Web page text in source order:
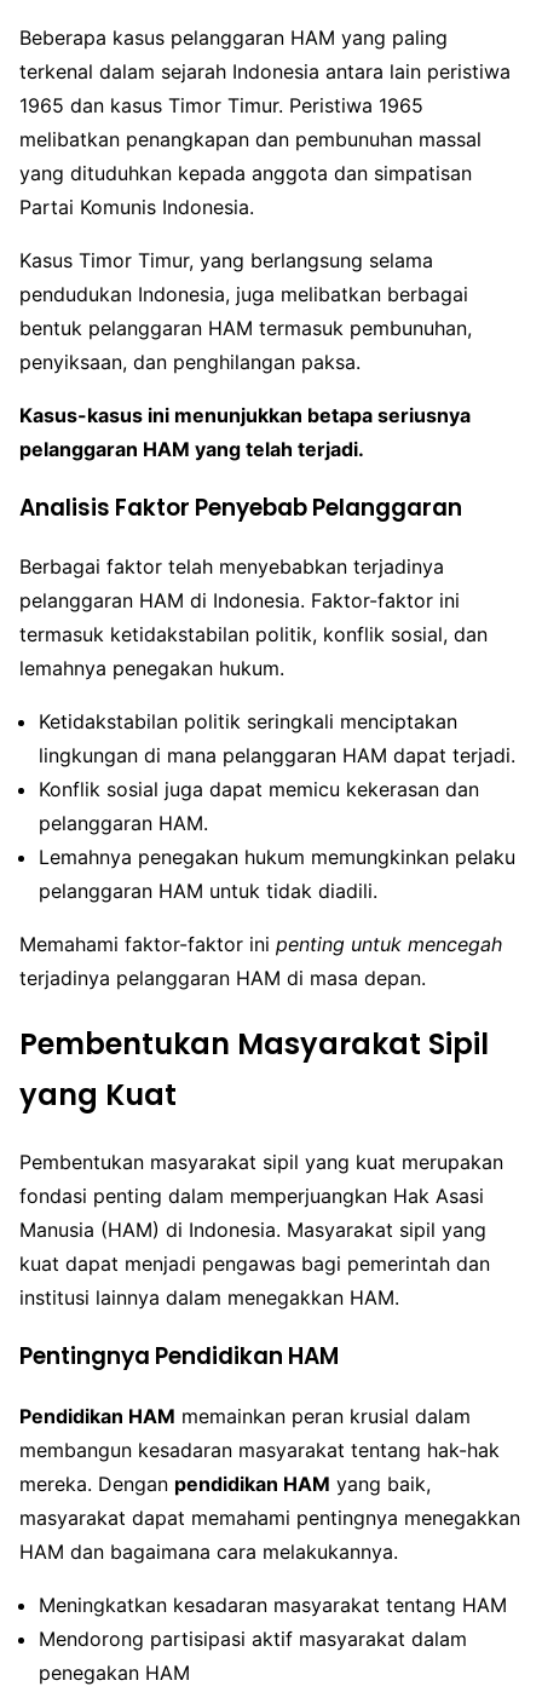
Beberapa kasus pelanggaran HAM yang paling
terkenal dalam sejarah Indonesia antara lain peristiwa
1965 dan kasus Timor Timur. Peristiwa 1965
melibatkan penangkapan dan pembunuhan massal
yang dituduhkan kepada anggota dan simpatisan
Partai Komunis Indonesia.
Kasus Timor Timur, yang berlangsung selama
pendudukan Indonesia, juga melibatkan berbagai
bentuk pelanggaran HAM termasuk pembunuhan,
penyiksaan, dan penghilangan paksa.
Kasus-kasus ini menunjukkan betapa seriusnya
pelanggaran HAM yang telah terjadi.
Analisis Faktor Penyebab Pelanggaran
Berbagai faktor telah menyebabkan terjadinya
pelanggaran HAM di Indonesia. Faktor-faktor ini
termasuk ketidakstabilan politik, konflik sosial, dan
lemahnya penegakan hukum.
Ketidakstabilan politik seringkali menciptakan
lingkungan di mana pelanggaran HAM dapat terjadi.
Konflik sosial juga dapat memicu kekerasan dan
pelanggaran HAM.
Lemahnya penegakan hukum memungkinkan pelaku
pelanggaran HAM untuk tidak diadili.
Memahami faktor-faktor ini penting untuk mencegah
terjadinya pelanggaran HAM di masa depan.
Pembentukan Masyarakat Sipil
yang Kuat
Pembentukan masyarakat sipil yang kuat merupakan
fondasi penting dalam memperjuangkan Hak Asasi
Manusia (HAM) di Indonesia. Masyarakat sipil yang
kuat dapat menjadi pengawas bagi pemerintah dan
institusi lainnya dalam menegakkan HAM.
Pentingnya Pendidikan HAM
Pendidikan HAM memainkan peran krusial dalam
membangun kesadaran masyarakat tentang hak-hak
mereka. Dengan pendidikan HAM yang baik,
masyarakat dapat memahami pentingnya menegakkan
HAM dan bagaimana cara melakukannya.
Meningkatkan kesadaran masyarakat tentang HAM
Mendorong partisipasi aktif masyarakat dalam
penegakan HAM